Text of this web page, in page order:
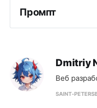
Промпт
Dmitriy
Веб
SAINT-